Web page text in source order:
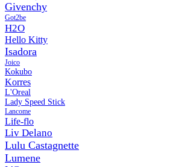
Givenchy
Got2be
H2O
Hello Kitty
Isadora
Joico
Kokubo
Korres
L'Oreal
Lady Speed Stick
Lancome
Life-flo
Liv Delano
Lulu Castagnette
Lumene